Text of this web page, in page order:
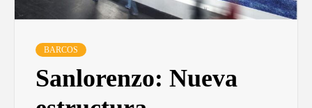
BARCOS
Sanlorenzo: Nueva